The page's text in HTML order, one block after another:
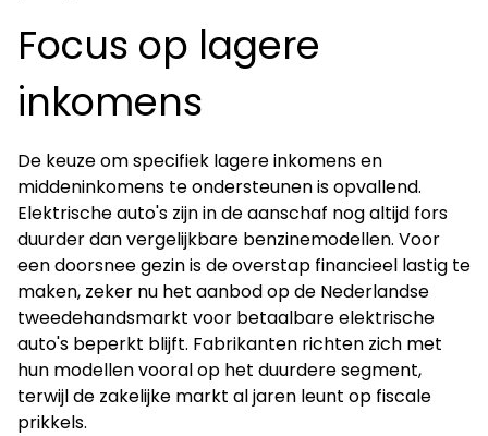
Focus op lagere
inkomens
De keuze om specifiek lagere inkomens en
middeninkomens te ondersteunen is opvallend.
Elektrische auto's zijn in de aanschaf nog altijd fors
duurder dan vergelijkbare benzinemodellen. Voor
een doorsnee gezin is de overstap financieel lastig te
maken, zeker nu het aanbod op de Nederlandse
tweedehandsmarkt voor betaalbare elektrische
auto's beperkt blijft. Fabrikanten richten zich met
hun modellen vooral op het duurdere segment,
terwijl de zakelijke markt al jaren leunt op fiscale
prikkels.